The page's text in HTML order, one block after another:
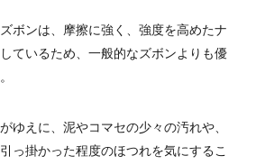
ボンは、摩擦に強く、強度を高めたナ
ているため、一般的なズボンよりも優
ゆえに、泥やコマセの少々の汚れや、
っ掛かった程度のほつれを気にするこ